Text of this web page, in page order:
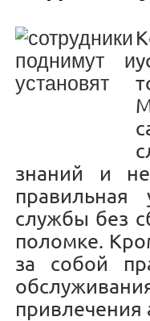
знаний и
правильная
службы без
поломке.
за собой
привлечения